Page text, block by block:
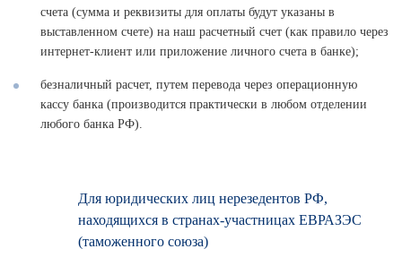
счета (сумма и реквизиты для оплаты будут указаны в
выставленном счете) на наш расчетный счет (как правило через
интернет-клиент или приложение личного счета в банке);
безналичный расчет, путем перевода через операционную
кассу банка (производится практически в любом отделении
любого банка РФ).
Для юридических лиц нерезедентов РФ,
находящихся в странах-участницах ЕВРАЗЭС
(таможенного союза)